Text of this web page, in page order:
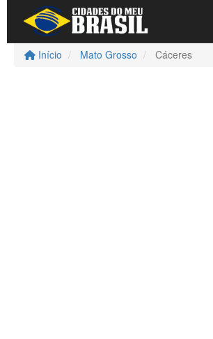
Início Mato Grosso Cáceres